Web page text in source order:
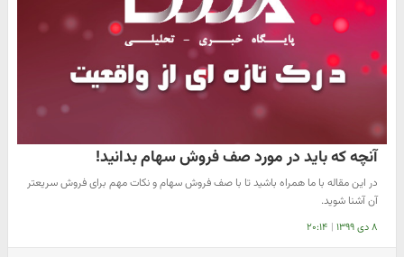
آنچه که باید در مورد صف فروش سهام بدانید!
در این مقاله با ما همراه باشید تا با صف فروش سهام و نکات مهم برای فروش سریعتر
آن آشنا شوید.
۸ دی ۱۳۹۹ | ۲۰:۱۴